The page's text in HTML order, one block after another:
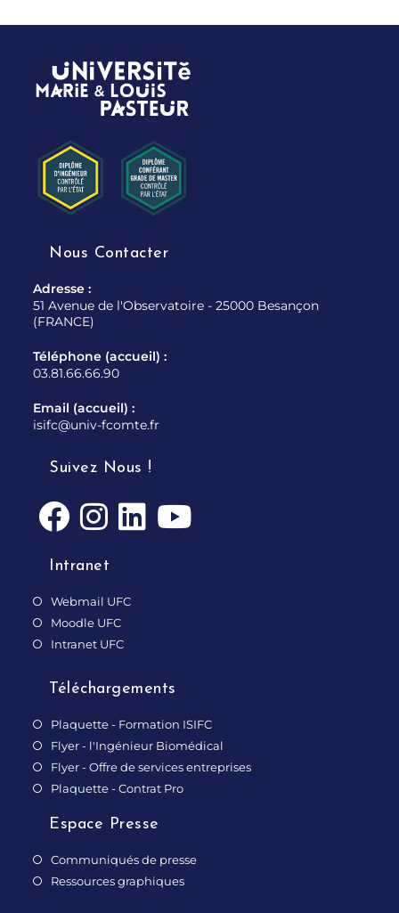
Nous Contacter
Adresse :
51 Avenue de l'Observatoire - 25000 Besançon
(FRANCE)
Téléphone (accueil) :
03.81.66.66.90
Email (accueil) :
isifc@univ-fcomte.fr
Suivez Nous !
Intranet
Webmail UFC
Moodle UFC
Intranet UFC
Téléchargements
Plaquette - Formation ISIFC
Flyer - l'Ingénieur Biomédical
Flyer - Offre de services entreprises
Plaquette - Contrat Pro
Espace Presse
Communiqués de presse
Ressources graphiques